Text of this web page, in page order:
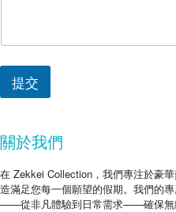
提交
關於我們
在 Zekkei Collection，我們專注於豪
造滿足您每一個願望的假期。我們的
——從非凡體驗到日常需求——確保無